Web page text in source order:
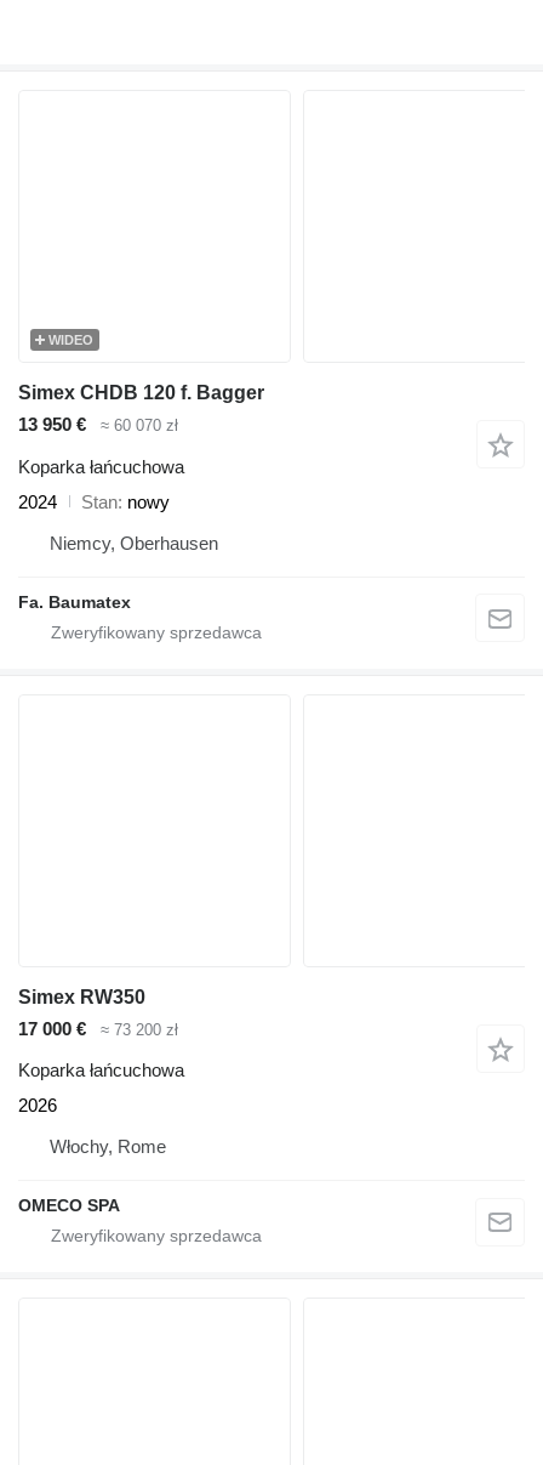
WIDEO
Simex CHDB 120 f. Bagger
13 950 €
≈ 60 070 zł
Koparka łańcuchowa
2024
Stan nowy
Niemcy, Oberhausen
Fa. Baumatex
Simex RW350
17 000 €
≈ 73 200 zł
Koparka łańcuchowa
2026
Włochy, Rome
OMECO SPA